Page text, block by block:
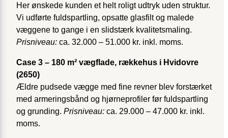
Her ønskede kunden et helt roligt udtryk uden struktur.
Vi udførte fuldspartling, opsatte glasfilt og malede
væggene to gange i en slidstærk kvalitetsmaling.
Prisniveau: ca. 32.000 – 51.000 kr. inkl. moms.
Case 3 – 180 m² vægflade, rækkehus i Hvidovre
(2650)
Ældre pudsede vægge med fine revner blev forstærket
med armeringsbånd og hjørneprofiler før fuldspartling
og grunding. Prisniveau: ca. 29.000 – 47.000 kr. inkl.
moms.